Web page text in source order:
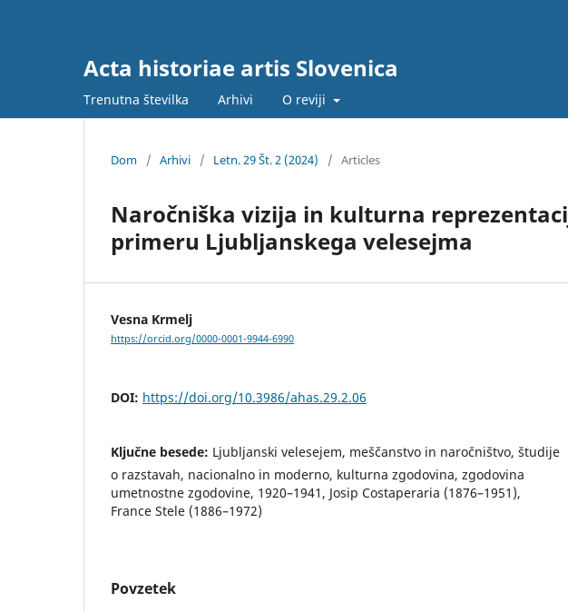
Acta historiae artis Slovenica
Trenutna številka Arhivi O reviji
Dom / Arhivi / Letn. 29 Št. 2 (2024) / Articles
Naročniška vizija in kulturna
primeru Ljubljanskega velesejma
Vesna Krmelj
https://orcid.org/0000-0001-9944-6990
DOI: https://doi.org/10.3986/ahas.29.2.06
Ključne besede: Ljubljanski velesejem, meščanstvo in naročništvo, študije
o razstavah, nacionalno in moderno, kulturna zgodovina, zgodovina
umetnostne zgodovine, 1920–1941, Josip Costaperaria (1876–1951),
France Stele (1886–1972)
Povzetek